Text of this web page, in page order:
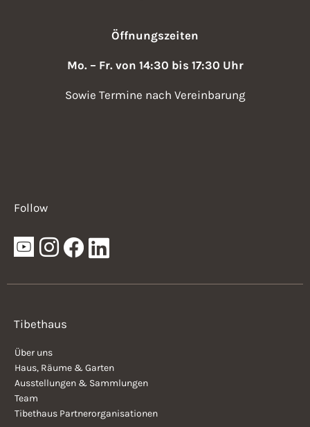
Öffnungszeiten
Mo. – Fr. von 14:30 bis 17:30 Uhr
Sowie Termine nach Vereinbarung
Follow
Tibethaus
Über uns
Haus, Räume & Garten
Ausstellungen & Sammlungen
Team
Tibethaus Partnerorganisationen